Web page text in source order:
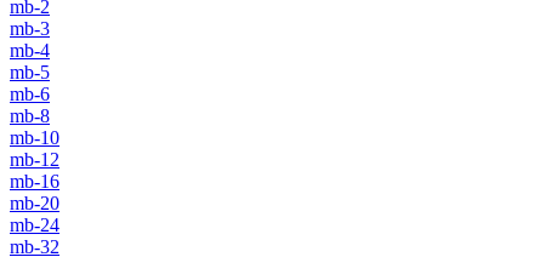
mb-2
mb-3
mb-4
mb-5
mb-6
mb-8
mb-10
mb-12
mb-16
mb-20
mb-24
mb-32